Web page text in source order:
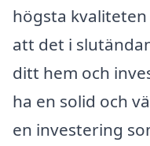
högsta
att det i
ditt hem och
ha en solid och
en investering